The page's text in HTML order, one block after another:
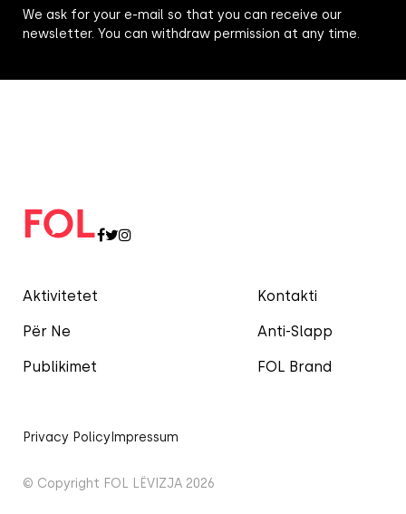
Aktivitetet
Për Ne
Publikimet
Kontakti
Anti-Slapp
FOL Brand
© Copyright FOL LËVIZJA 2026
Privacy Policy Impressum
We ask for your e-mail so that you can receive our
newsletter. You can withdraw permission at any time.